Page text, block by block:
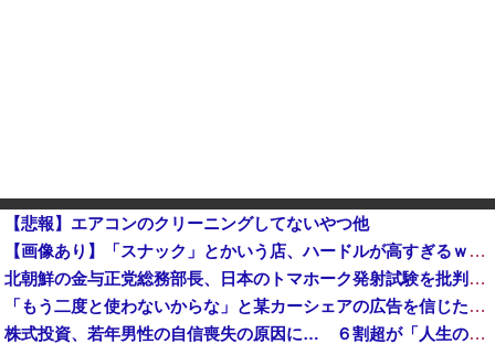
【悲報】エアコンのクリーニングしてないやつ他
【画像あり】「スナック」とかいう店、ハードルが高すぎるｗｗｗｗｗｗｗ
北朝鮮の金与正党総務部長、日本のトマホーク発射試験を批判…「軍事的選択肢」警告！
「もう二度と使わないからな」と某カーシェアの広告を信じた人が絶叫、船が遅れたからバスが無くなって困ってたりこの看板が…
株式投資、若年男性の自信喪失の原因に… ６割超が「人生の敗者」自認か